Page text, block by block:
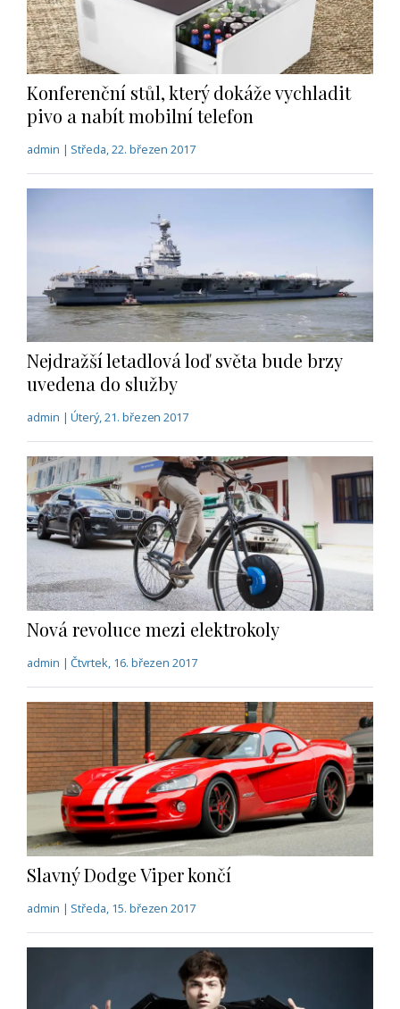
Konferenční stůl, který dokáže vychladit
pivo a nabít mobilní telefon
admin | Středa, 22. březen 2017
Nejdražší letadlová loď světa bude brzy
uvedena do služby
admin | Úterý, 21. březen 2017
Nová revoluce mezi elektrokoly
admin | Čtvrtek, 16. březen 2017
Slavný Dodge Viper končí
admin | Středa, 15. březen 2017